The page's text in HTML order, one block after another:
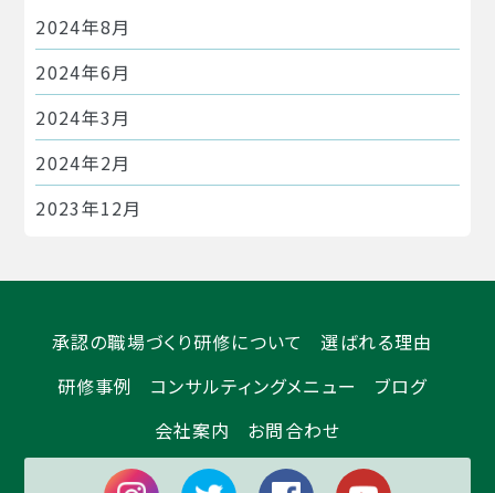
2024年8月
2024年6月
2024年3月
2024年2月
2023年12月
2023年9月
2023年8月
2023年6月
承認の職場づくり研修について
選ばれる理由
研修事例
コンサルティングメニュー
ブログ
会社案内
お問合わせ